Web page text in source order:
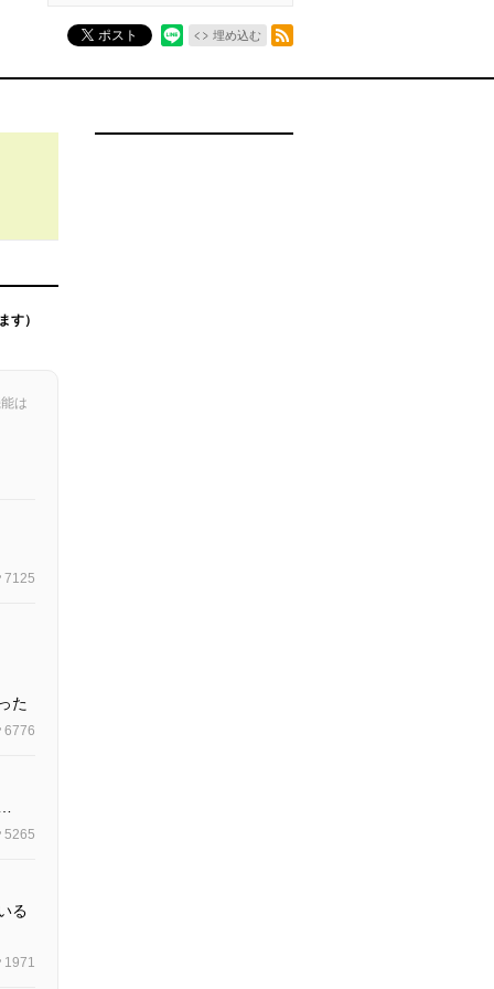
ポスト 埋め込む
す）
は
7125
た
6776
5265
る
1971